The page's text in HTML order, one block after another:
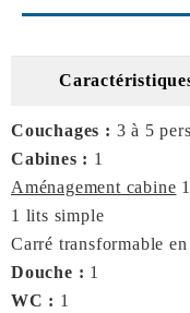
Couchages : 3 à 5
Cabines : 1
Aménagement cabine
1 lits simple
Carré transformable
Douche : 1
WC : 1